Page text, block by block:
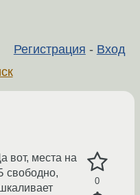
Регистрация - Вход
0
вот, места на
свободно,